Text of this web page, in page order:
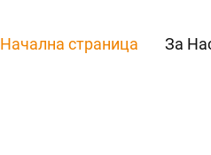
Начална страница За